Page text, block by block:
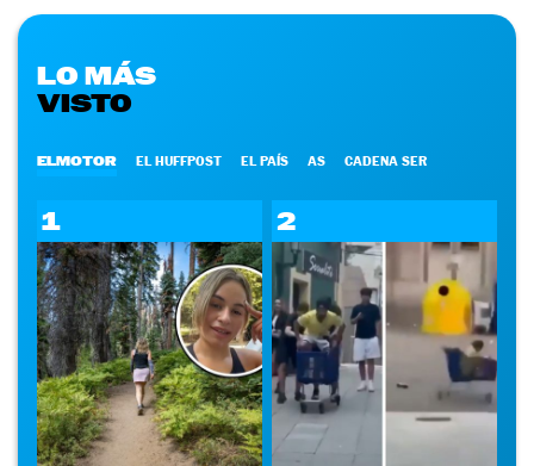
LO MÁS
VISTO
ELMOTOR EL HUFFPOST EL PAÍS AS CADENA SER
1 2